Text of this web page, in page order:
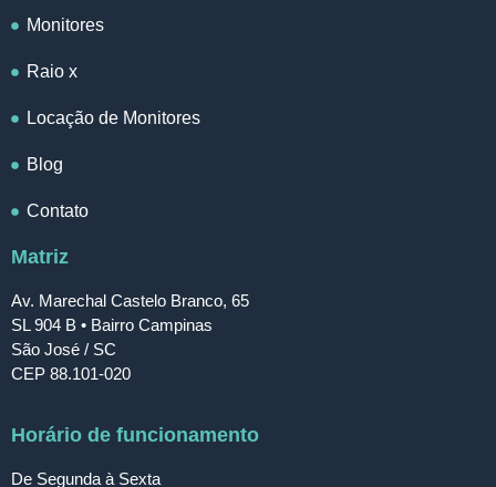
Monitores
Raio x
Locação de Monitores
Blog
Contato
Matriz
Av. Marechal Castelo Branco, 65
SL 904 B • Bairro Campinas
São José / SC
CEP 88.101-020
Horário de funcionamento
De Segunda à Sexta